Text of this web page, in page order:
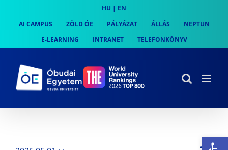
content
HU | EN
AI CAMPUS
ZÖLD ÓE PÁLYÁZAT ÁLLÁS
NEPTUN
E-LEARNING
INTRANET TELEFONKÖNYV